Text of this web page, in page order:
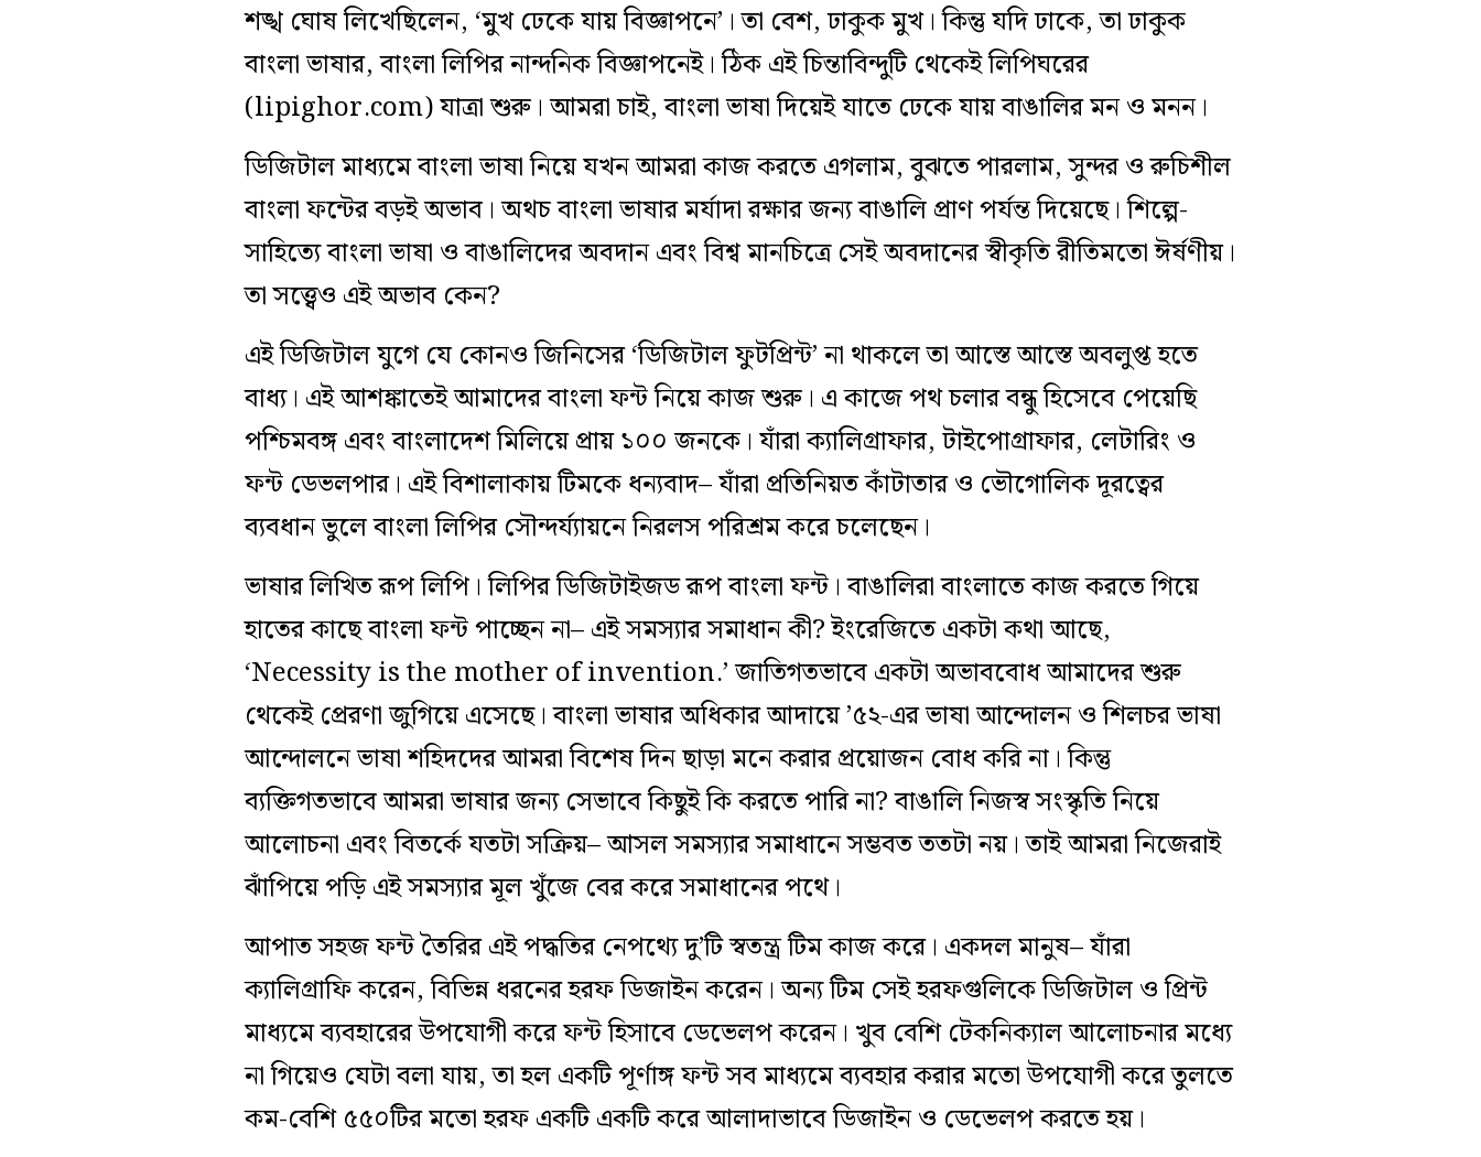
শঙ্খ ঘোষ লিখেছিলেন, ‘মুখ ঢেকে যায় বিজ্ঞাপনে’। তা বেশ, ঢাকুক মুখ। কিন্তু যদি ঢাকে, তা ঢাকুক
বাংলা ভাষার, বাংলা লিপির নান্দনিক বিজ্ঞাপনেই। ঠিক এই চিন্তাবিন্দুটি থেকেই লিপিঘরের
(lipighor.com) যাত্রা শুরু। আমরা চাই, বাংলা ভাষা দিয়েই যাতে ঢেকে যায় বাঙালির মন ও মনন।
ডিজিটাল মাধ্যমে বাংলা ভাষা নিয়ে যখন আমরা কাজ করতে এগলাম, বুঝতে পারলাম, সুন্দর ও রুচিশীল
বাংলা ফন্টের বড়ই অভাব। অথচ বাংলা ভাষার মর্যাদা রক্ষার জন্য বাঙালি প্রাণ পর্যন্ত দিয়েছে। শিল্পে-
সাহিত্যে বাংলা ভাষা ও বাঙালিদের অবদান এবং বিশ্ব মানচিত্রে সেই অবদানের স্বীকৃতি রীতিমতো ঈর্ষণীয়।
তা সত্ত্বেও এই অভাব কেন?
এই ডিজিটাল যুগে যে কোনও জিনিসের ‘ডিজিটাল ফুটপ্রিন্ট’ না থাকলে তা আস্তে আস্তে অবলুপ্ত হতে
বাধ্য। এই আশঙ্কাতেই আমাদের বাংলা ফন্ট নিয়ে কাজ শুরু। এ কাজে পথ চলার বন্ধু হিসেবে পেয়েছি
পশ্চিমবঙ্গ এবং বাংলাদেশ মিলিয়ে প্রায় ১০০ জনকে। যাঁরা ক্যালিগ্রাফার, টাইপোগ্রাফার, লেটারিং ও
ফন্ট ডেভলপার। এই বিশালাকায় টিমকে ধন‌্যবাদ– যাঁরা প্রতিনিয়ত কাঁটাতার ও ভৌগোলিক দূরত্বের
ব্যবধান ভুলে বাংলা লিপির সৌন্দর্য্যায়নে নিরলস পরিশ্রম করে চলেছেন।
ভাষার লিখিত রূপ লিপি। লিপির ডিজিটাইজড রূপ বাংলা ফন্ট। বাঙালিরা বাংলাতে কাজ করতে গিয়ে
হাতের কাছে বাংলা ফন্ট পাচ্ছেন না– এই সমস্যার সমাধান কী? ইংরেজিতে একটা কথা আছে,
‘Necessity is the mother of invention.’ জাতিগতভাবে একটা অভাববোধ আমাদের শুরু
থেকেই প্রেরণা জুগিয়ে এসেছে। বাংলা ভাষার অধিকার আদায়ে ’৫২-এর ভাষা আন্দোলন ও শিলচর ভাষা
আন্দোলনে ভাষা শহিদদের আমরা বিশেষ দিন ছাড়া মনে করার প্রয়োজন বোধ করি না। কিন্তু
ব্যক্তিগতভাবে আমরা ভাষার জন্য সেভাবে কিছুই কি করতে পারি না? বাঙালি নিজস্ব সংস্কৃতি নিয়ে
আলোচনা এবং বিতর্কে যতটা সক্রিয়– আসল সমস্যার সমাধানে সম্ভবত ততটা নয়। তাই আমরা নিজেরাই
ঝাঁপিয়ে পড়ি এই সমস্যার মূল খুঁজে বের করে সমাধানের পথে।
আপাত সহজ ফন্ট তৈরির এই পদ্ধতির নেপথ্যে দু’টি স্বতন্ত্র টিম কাজ করে। একদল মানুষ– যাঁরা
ক্যালিগ্রাফি করেন, বিভিন্ন ধরনের হরফ ডিজাইন করেন। অন্য টিম সেই হরফগুলিকে ডিজিটাল ও প্রিন্ট
মাধ্যমে ব্যবহারের উপযোগী করে ফন্ট হিসাবে ডেভেলপ করেন। খুব বেশি টেকনিক্যাল আলোচনার মধ্যে
না গিয়েও যেটা বলা যায়, তা হল একটি পূর্ণাঙ্গ ফন্ট সব মাধ্যমে ব্যবহার করার মতো উপযোগী করে তুলতে
কম-বেশি ৫৫০টির মতো হরফ একটি একটি করে আলাদাভাবে ডিজাইন ও ডেভেলপ করতে হয়।